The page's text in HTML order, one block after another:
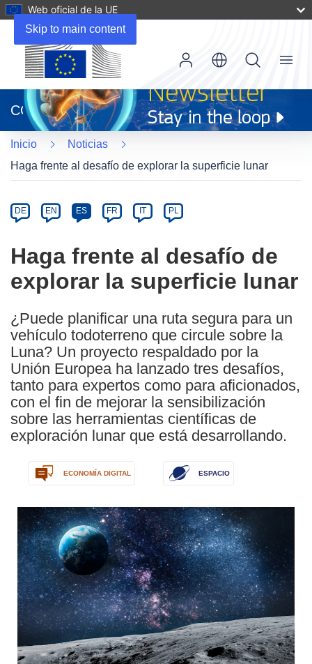
Skip to main content
Web oficial de la UE
abrirá
en
una
nueva
ventana)
CORDIS
Menu
Inicio
Noticias
Haga frente al desafío de explorar la superficie lunar
Category
Article
available
the
following
languages:
DE EN ES FR IT PL
Haga frente al desafío de
explorar la superficie lunar
¿Puede planificar una ruta segura para un
vehículo todoterreno que circule sobre la
Luna? Un proyecto respaldado por la
Unión Europea ha lanzado tres desafíos,
tanto para expertos como para aficionados,
con el fin de mejorar la sensibilización
sobre las herramientas científicas de
exploración lunar que está desarrollando.
ECONOMÍA DIGITAL ESPACIO